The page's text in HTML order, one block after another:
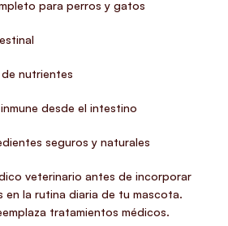
para perros y gatos
nutrientes
desde el intestino
seguros y naturales
veterinario antes de incorporar
en la rutina diaria de tu mascota.
tratamientos médicos.